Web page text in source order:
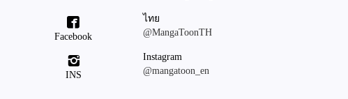

Facebook
ไทย
@MangaToonTH

INS
Instagram
@mangatoon_en